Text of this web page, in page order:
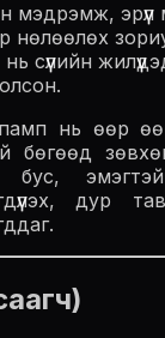
мэдрэмж,
нөлөөлөх
сүүлийн
памп нь өөр
бөгөөд
бус,
дур